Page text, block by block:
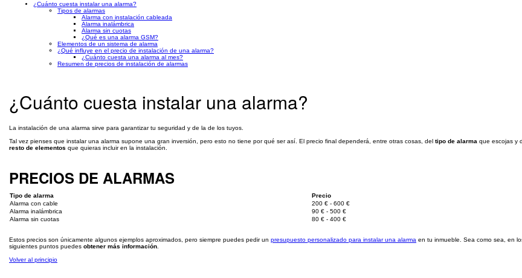
¿Cuánto cuesta instalar una alarma?
Tipos de alarmas
Alarma con instalación cableada
Alarma inalámbrica
Alarma sin cuotas
¿Qué es una alarma GSM?
Elementos de un sistema de alarma
¿Qué influye en el precio de instalación de una alarma?
¿Cuánto cuesta una alarma al mes?
Resumen de precios de instalación de alarmas
¿Cuánto cuesta instalar una alarma?
La instalación de una alarma sirve para garantizar tu seguridad y de la de los tuyos.
Tal vez pienses que instalar una alarma supone una gran inversión, pero esto no tiene por qué ser así. El precio final dependerá, entre otras cosas, del tipo de alarma que escojas y
resto de elementos que quieras incluir en la instalación.
PRECIOS DE ALARMAS
Tipo de alarma
Precio
Alarma con cable
200 € - 600 €
Alarma inalámbrica
90 € - 500 €
Alarma sin cuotas
80 € - 400 €
Estos precios son únicamente algunos ejemplos aproximados, pero siempre puedes pedir un presupuesto personalizado para instalar una alarma en tu inmueble. Sea como sea, en
siguientes puntos puedes obtener más información
Volver al principio